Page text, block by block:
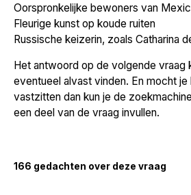
Oorspronkelijke bewoners van
Fleurige kunst op koude ruiten
Russische keizerin, zoals Catharina
Het antwoord op de volgende vraag
eventueel alvast vinden. En mocht je
vastzitten dan kun je de
een deel van de vraag invullen.
166 gedachten over deze vraag